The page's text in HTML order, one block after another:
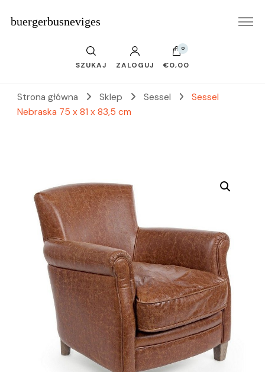
buergerbusneviges
SZUKAJ ZALOGUJ
0
€0,00
Strona główna Sklep Sessel
Sessel
Nebraska 75 x 81 x 83,5 cm